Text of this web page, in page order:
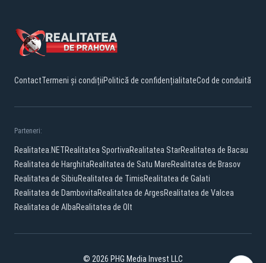
ContactTermeni și condițiiPolitică de confidențialitateCod de conduită
Parteneri:
Realitatea.NETRealitatea SportivaRealitatea StarRealitatea de Bacau
Realitatea de HarghitaRealitatea de Satu MareRealitatea de Brasov
Realitatea de SibiuRealitatea de TimisRealitatea de Galati
Realitatea de DambovitaRealitatea de ArgesRealitatea de Valcea
Realitatea de AlbaRealitatea de Olt
© 2026 PHG Media Invest LLC